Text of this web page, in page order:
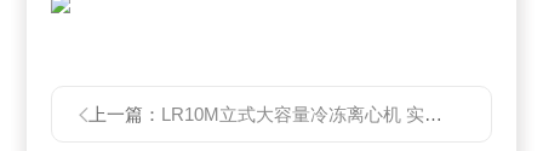
上一篇： LR10M立式大容量冷冻离心机 实验室离心机